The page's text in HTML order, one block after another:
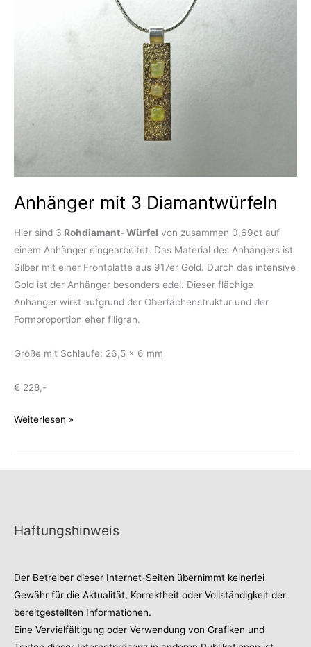
Anhänger mit 3 Diamantwürfeln
Hier sind 3 Rohdiamant- Würfel von zusammen 0,69ct auf
einem Anhänger eingearbeitet. Das Material des Anhängers ist
Silber mit einer Frontplatte aus 917er Gold. Durch das intensive
Gold ist der Anhänger besonders edel. Dieser flächige
Anhänger wirkt aufgrund der Oberfächenstruktur und der
Formproportion eher filigran.
Größe mit Schlaufe: 26,5 x 6 mm
€ 228,-
Anhänger
3
Diamantwürfeln
Weiterlesen »
Haftungshinweis
Der Betreiber dieser Internet-Seiten übernimmt keinerlei
Gewähr für die Aktualität, Korrektheit oder Vollständigkeit der
bereitgestellten Informationen.
Eine Vervielfältigung oder Verwendung von Grafiken und